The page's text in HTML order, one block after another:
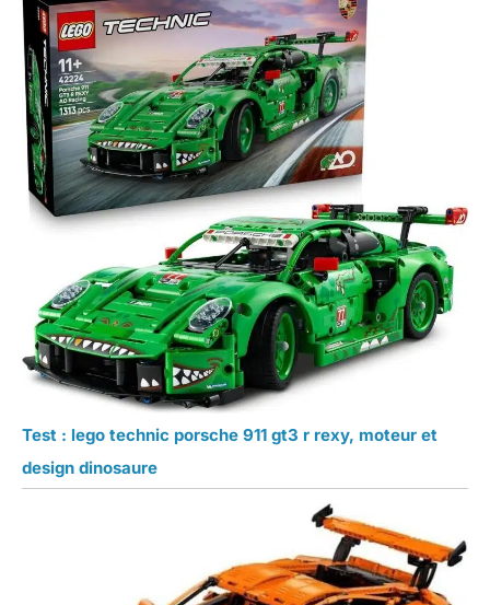
Test : lego technic porsche 911 gt3 r rexy, moteur et
design dinosaure